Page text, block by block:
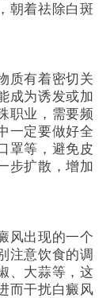
朝着祛除白斑
有着密切关
成为诱发或加
职业，需要频
一定要做好全
罩等，避免皮
步扩散，增加
出现的一个
注意饮食的调
、大蒜等，这
而干扰白癜风